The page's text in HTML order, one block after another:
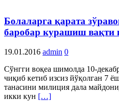
Болаларга қарата
баробар курашиш вақти
19.01.2016 admin 0
Сўнгги воқеа шимолда 10-
чиқиб кетиб изсиз йўқолган 7
танасини милиция дала
икки кун […]